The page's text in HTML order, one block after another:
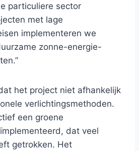
particuliere sector
met lage
implementeren we
zonne-energie-
het project niet afhankelijk
verlichtingsmethoden.
een groene
dat veel
getrokken. Het